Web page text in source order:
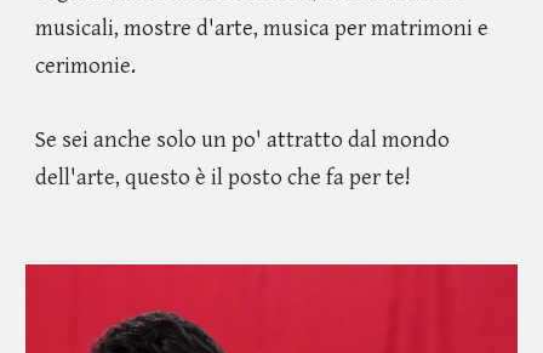
musicali, mostre d'arte, musica per matrimoni e
cerimonie.
Se sei anche solo un po' attratto dal mondo
dell'arte, questo è il posto che fa per te!